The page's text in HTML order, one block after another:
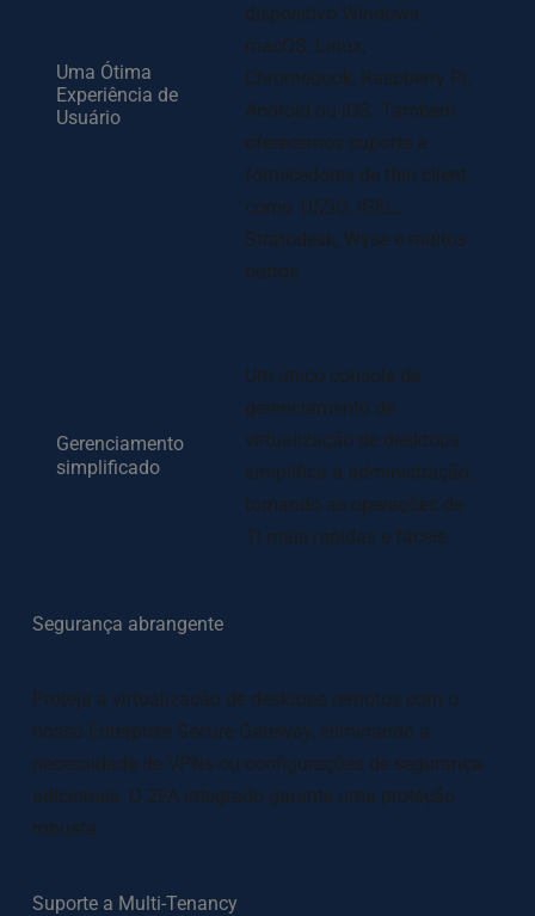
Uma Ótima
Experiência de
Usuário
dispositivo Windows,
macOS, Linux,
Chromebook, Raspberry Pi,
Android ou iOS. Também
oferecemos suporte a
fornecedores de thin client,
como 10ZiG, IGEL,
Stratodesk, Wyse e muitos
outros
Gerenciamento
simplificado
Um único console de
gerenciamento de
virtualização de desktops
simplifica a administração,
tornando as operações de
TI mais rápidas e fáceis.
Segurança abrangente
Proteja a virtualização de desktops remotos com o
nosso Enterprise Secure Gateway, eliminando a
necessidade de VPNs ou configurações de segurança
adicionais. O 2FA integrado garante uma proteção
robusta.
Suporte a Multi-Tenancy